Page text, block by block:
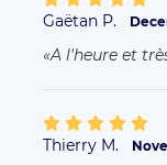
Gaëtan P.
A l'heure et
Thierry M.